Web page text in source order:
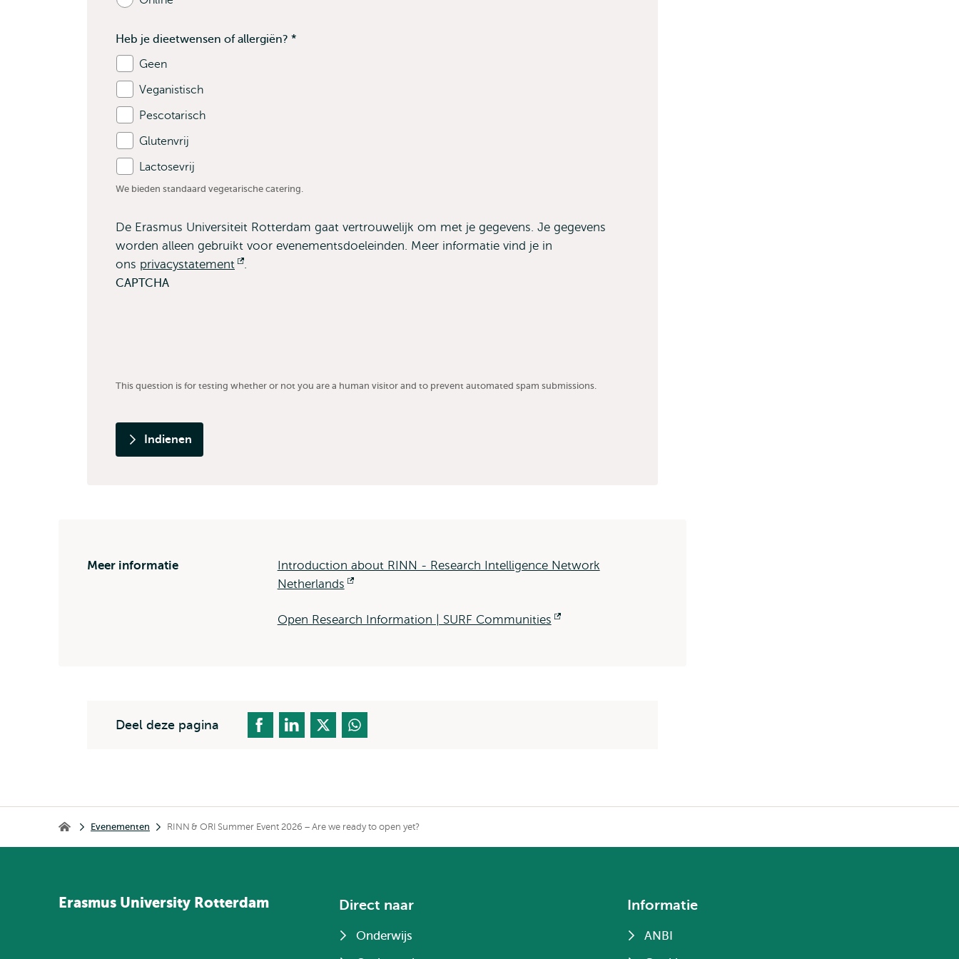
velden
Heb je dieetwensen of allergiën? *
Bevat
verplichte
velden
Geen
Veganistisch
Pescotarisch
Glutenvrij
Lactosevrij
We bieden standaard vegetarische catering.
De Erasmus Universiteit Rotterdam gaat vertrouwelijk om met je gegevens. Je gegevens
worden alleen gebruikt voor evenementsdoeleinden. Meer informatie vind je in
ons privacystatement
Opent
.
CAPTCHA
This question is for testing whether or not you are a human visitor and to prevent automated spam submissions.
Indienen
Meer informatie
Introduction about RINN - Research Intelligence Network
Netherlands
Opent
Open Research Information | SURF Communities
Opent
Deel deze pagina
Home Evenementen RINN & ORI Summer Event 2026 – Are we ready to open yet?
Erasmus University Rotterdam Direct naar
Onderwijs
Informatie
ANBI